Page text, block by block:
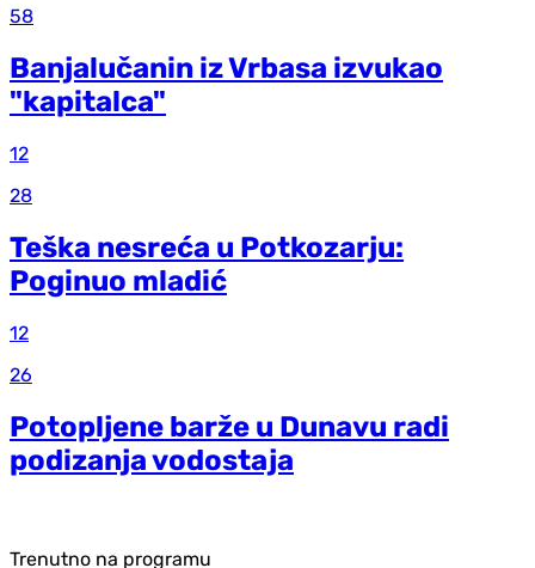
58
Banjalučanin iz Vrbasa izvukao
"kapitalca"
12
28
Teška nesreća u Potkozarju:
Poginuo mladić
12
26
Potopljene barže u Dunavu radi
podizanja vodostaja
Trenutno na programu